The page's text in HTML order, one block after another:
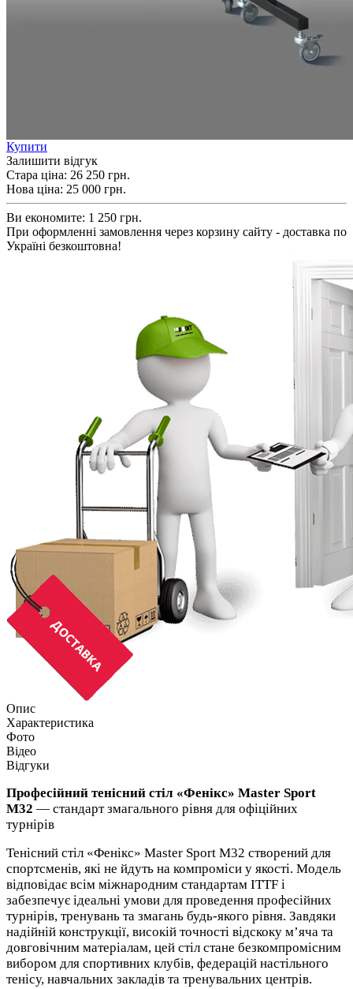
Купити
Залишити відгук
Стара ціна: 26 250 грн.
Нова ціна: 25 000 грн.
Ви економите: 1 250 грн.
При оформленні замовлення через корзину сайту - доставка по
Україні безкоштовна!
Опис
Характеристика
Фото
Відео
Відгуки
Професійний тенісний стіл «Фенікс» Master Sport
M32 — стандарт змагального рівня для офіційних
турнірів
Тенісний стіл «Фенікс» Master Sport M32 створений для
спортсменів, які не йдуть на компроміси у якості. Модель
відповідає всім міжнародним стандартам ITTF і
забезпечує ідеальні умови для проведення професійних
турнірів, тренувань та змагань будь-якого рівня. Завдяки
надійній конструкції, високій точності відскоку м’яча та
довговічним матеріалам, цей стіл стане безкомпромісним
вибором для спортивних клубів, федерацій настільного
тенісу, навчальних закладів та тренувальних центрів.